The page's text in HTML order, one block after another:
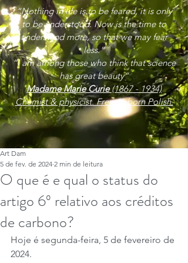
“Nothing in life is to be feared, it is only
to be understood. Now is the time to
understand more, so that we may fear
less.”
“I am among those who think that science
has great beauty”
Madame Marie Curie(1867 - 1934)
Chemist & physicist. French, born Polish.
O que é e qual o status do
artigo 6º relativo aos créditos
de carbono?
Art Dam
5 de fev. de 2024 2 min de leitura
Hoje é segunda-feira, 5 de fevereiro de
2024.